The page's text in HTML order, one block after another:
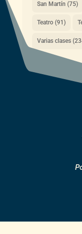
San Martín (75)
Teatro(91)
Varias clases